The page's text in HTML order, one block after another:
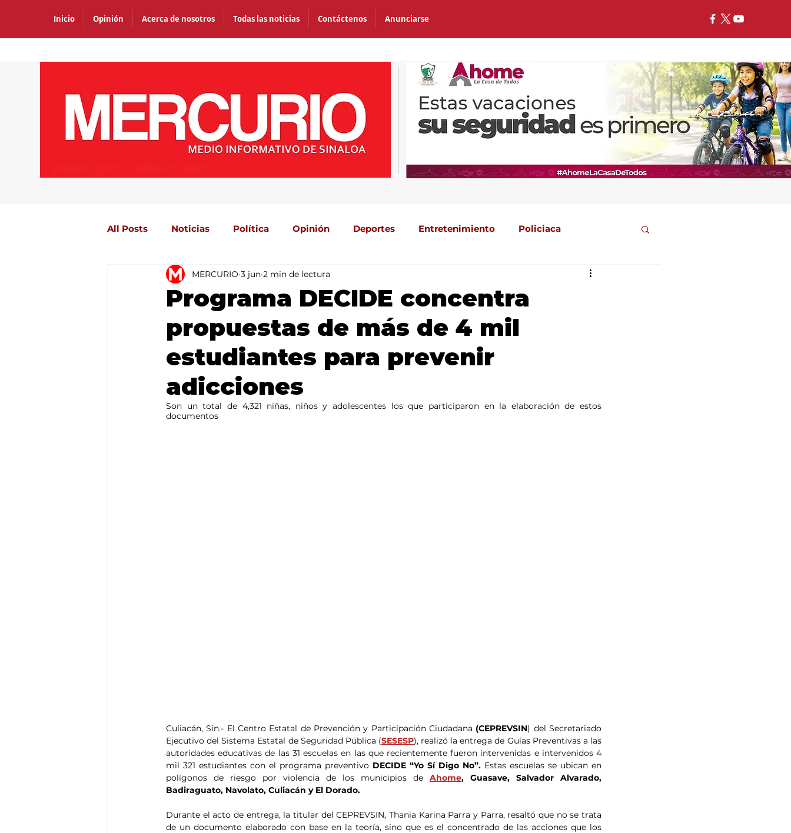
Inicio Opinión Acerca de nosotros Todas las noticias Contáctenos Anunciarse
All Posts Noticias Política Opinión Deportes Entretenimiento Policiaca
Agricultura México Mundo Portada 2
Programa DECIDE concentra
propuestas de más de 4 mil
estudiantes para prevenir
adicciones
MERCURIO 3 jun 2 min de lectura
Son un total de 4,321 niñas, niños y adolescentes los que participaron en la elaboración de estos
documentos
Culiacán, Sin.- El Centro Estatal de Prevención y Participación Ciudadana (CEPREVSIN) del Secretariado
Ejecutivo del Sistema Estatal de Seguridad Pública (SESESP), realizó la entrega de Guías Preventivas a las
autoridades educativas de las 31 escuelas en las que recientemente fueron intervenidas e intervenidos 4
mil 321 estudiantes con el programa preventivo DECIDE “Yo Sí Digo No”. Estas escuelas se ubican en
polígonos de riesgo por violencia de los municipios de Ahome, Guasave, Salvador Alvarado,
Badiraguato, Navolato, Culiacán y El Dorado.
Durante el acto de entrega, la titular del CEPREVSIN, Thania Karina Parra y Parra, resaltó que no se trata
de un documento elaborado con base en la teoría, sino que es el concentrado de las acciones que los